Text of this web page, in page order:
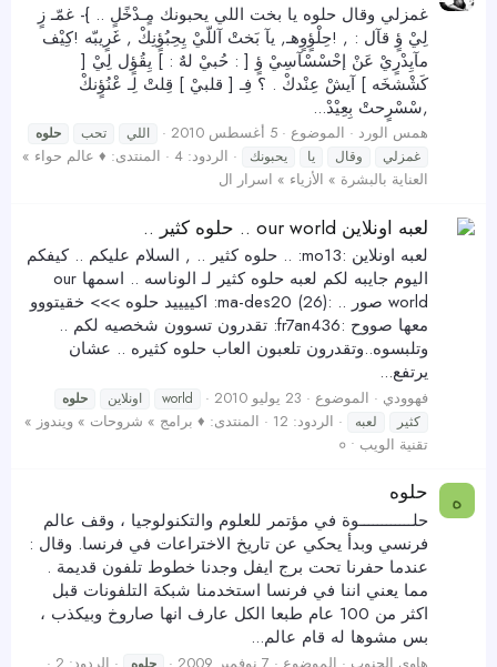
غمزلي وقال حلوه يا بخت اللي يحبونك مٍـدْخًلٍ .. }- غمّـ زٍ
لِيْ ؤٍ قآل : , !حِلْؤٍوٍهـ, يآ بَختْ آللّيْ يِحِبُؤٍنِكْ , غَرٍيبّه !كِيْف
مآيِدْرٍيْ عَنْ إحْسْسْآسِيْ ؤٍ [ : حُبيْ لهٌ : ] يِقُؤٍل لِيْ [
كَشْشخَه ] آيشْ عِنْدكْ . ؟ فِـ [ قلبيْ ] قِلتْ لِـ عْنُؤٍنكْ
,سْسْرٍحتْ بِعِيْدْ...
همس الورد الموضوع 5 أغسطس 2010 اللي تحب
حلوه
غمزلي
وقال يا يحبونك الردود: 4 المنتدى: ♦ عالم حواء »
العناية بالبشرة » الأزياء » اسرار ال
لعبه اونلاين our world .. حلوه كثير ..
لعبه اونلاين :mo13: .. حلوه كثير .. , السلام عليكم .. كيفكم
اليوم جايبه لكم لعبه حلوه كثير لـ الوناسه .. اسمها our
world صور .. :ma-des20 (26): اكييييد حلوه >>> خقيتووو
معها صووح :fr7an436: تقدرون تسوون شخصيه لكم ..
وتلبسوه..وتقدرون تلعبون العاب حلوه كثيره .. عشان
يرتفع...
فهوودي الموضوع 23 يوليو 2010 world اونلاين
حلوه
كثير
لعبه الردود: 12 المنتدى: ♦ برامج » شروحات » ويندوز »
تقنية الويب • ०
ه حلوه
حلــــــــــــوة في مؤتمر للعلوم والتكنولوجيا ، وقف عالم
فرنسي وبدأ يحكي عن تاريخ الاختراعات في فرنسا. وقال :
عندما حفرنا تحت برج ايفل وجدنا خطوط تلفون قديمة .
مما يعني اننا في فرنسا استخدمنا شبكة التلفونات قبل
اكثر من 100 عام طبعا الكل عارف انها صاروخ وبيكذب ،
بس مشوها له قام عالم...